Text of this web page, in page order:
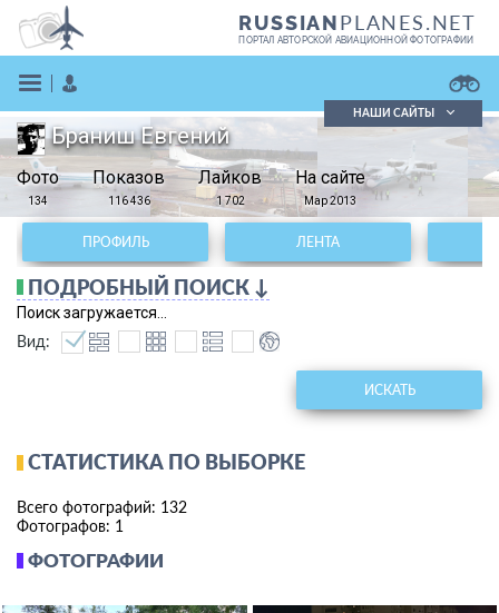
RUSSIANPLANES.NET
ПОРТАЛ АВТОРСКОЙ АВИАЦИОННОЙ ФОТОГРАФИИ
ЗАРЕГИСТРИРОВАТЬСЯ
Поиск фотографий
Поиск в реестре
Кратко
Подробно
НАШИ САЙТЫ
Браниш Евгений
Фото
134
Показов
116 436
Лайков
1 702
На сайте
Мар 2013
ПРОФИЛЬ ЛЕНТА
ФОТОГРАФИИ
ПОДРОБНЫЙ ПОИСК ↓
Поиск загружается...
Вид:
ИСКАТЬ
СТАТИСТИКА ПО ВЫБОРКЕ
Всего фотографий: 132
Фотографов: 1